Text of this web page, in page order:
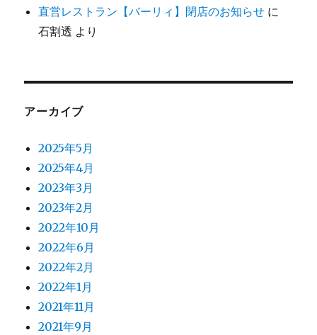
直営レストラン【バーリィ】閉店のお知らせ に
石割透 より
アーカイブ
2025年5月
2025年4月
2023年3月
2023年2月
2022年10月
2022年6月
2022年2月
2022年1月
2021年11月
2021年9月